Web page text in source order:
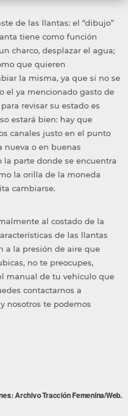
de las llantas: el “dibujo”
tiene como función
charco, desplazar el agua;
que quieren
la misma, ya que si no se
el ya mencionado gasto de
revisar su estado es
estará bien: hay que
canales justo en el punto
o en buenas
la parte donde se encuentra
la orilla de la moneda
cambiarse.
al costado de la
de las llantas
a la presión de aire que
no te preocupes,
manual de tu vehículo que
contactarnos a
y nosotros te podemos
Archivo Tracción Femenina/Web.